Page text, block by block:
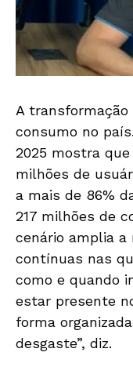
A transformação
consumo no
2025 mostra
milhões de
a mais de 86%
217 milhões de
cenário amplia a
contínuas nas
como e quando
estar presente
forma
desgaste”, diz.